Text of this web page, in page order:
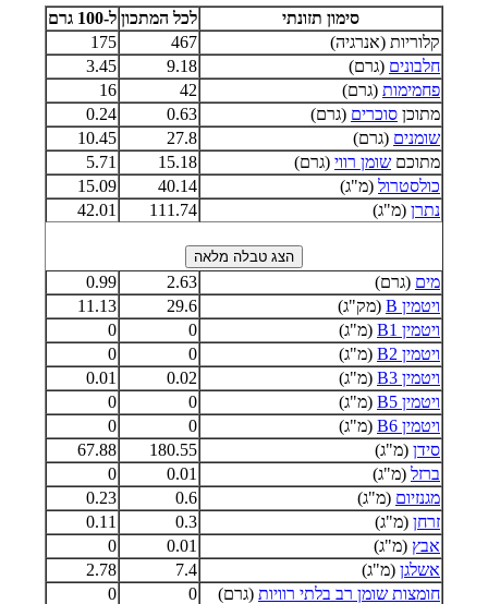
סימון תזונתי לכל המתכון ל-100 גרם
קלוריות (אנרגיה)
467
175
חלבונים (גרם) 9.18
3.45
פחמימות (גרם) 42
16
מתוכן סוכרים (גרם) 0.63
0.24
שומנים (גרם) 27.8
10.45
מתוכם שומן רווי (גרם) 15.18
5.71
כולסטרול (מ"ג) 40.14
15.09
נתרן (מ"ג) 111.74
42.01
מים (גרם) 2.63
0.99
ויטמין B
(מק"ג) 29.6
11.13
ויטמין B1
(מ"ג) 0
0
ויטמין B2
(מ"ג) 0
0
ויטמין B3
(מ"ג) 0.02
0.01
ויטמין B5
(מ"ג) 0
0
ויטמין B6
(מ"ג) 0
0
סידן (מ"ג) 180.55
67.88
ברזל (מ"ג) 0.01
0
מגנזיום (מ"ג) 0.6
0.23
זרחן (מ"ג) 0.3
0.11
אבץ (מ"ג) 0.01
0
אשלגן (מ"ג) 7.4
2.78
חומצות שומן רב בלתי רוויות (גרם) 0
0